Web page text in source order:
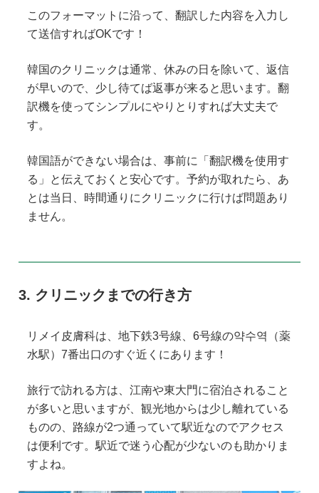
このフォーマットに沿って、翻訳した内容を入力し
て送信すればOKです！
韓国のクリニックは通常、休みの日を除いて、返信
が早いので、少し待てば返事が来ると思います。翻
訳機を使ってシンプルにやりとりすれば大丈夫で
す。
韓国語ができない場合は、事前に「翻訳機を使用す
る」と伝えておくと安心です。予約が取れたら、あ
とは当日、時間通りにクリニックに行けば問題あり
ません。
クリニックまでの行き方
リメイ皮膚科は、地下鉄3号線、6号線の약수역（薬
水駅）7番出口のすぐ近くにあります！
旅行で訪れる方は、江南や東大門に宿泊されること
が多いと思いますが、観光地からは少し離れている
ものの、路線が2つ通っていて駅近なのでアクセス
は便利です。駅近で迷う心配が少ないのも助かりま
すよね。